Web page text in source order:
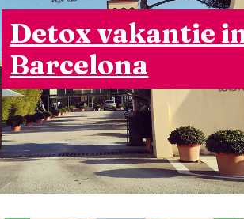
Detox vakantie
Barcelona